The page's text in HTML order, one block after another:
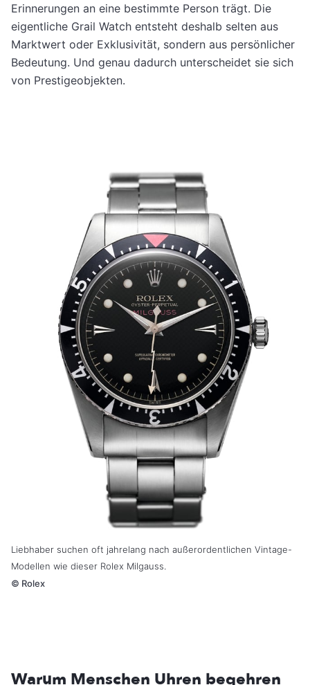
Erinnerungen an eine bestimmte Person trägt. Die
eigentliche Grail Watch entsteht deshalb selten aus
Marktwert oder Exklusivität, sondern aus persönlicher
Bedeutung. Und genau dadurch unterscheidet sie sich
von Prestigeobjekten.
Liebhaber suchen oft jahrelang nach außerordentlichen Vintage-
Modellen wie dieser Rolex Milgauss.
© Rolex
Warum Menschen Uhren begehren